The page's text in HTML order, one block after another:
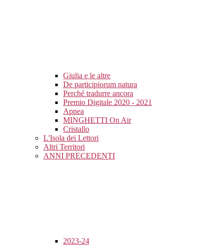
Giulia e le altre
De participiorum natura
Perché tradurre ancora
Premio Digitale 2020 - 2021
Apnea
MINGHETTI On Air
Cristallo
L'Isola dei Lettori
Altri Territori
ANNI PRECEDENTI
2023-24